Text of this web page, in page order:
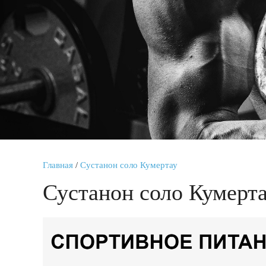
Главная / Сустанон соло Кумертау
Сустанон соло